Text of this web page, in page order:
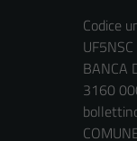
Codice
UF5NSC
BANCA
3160